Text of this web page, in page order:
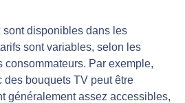
sont disponibles dans les
sont variables, selon les
Par exemple,
des bouquets TV peut être
généralement assez accessibles,